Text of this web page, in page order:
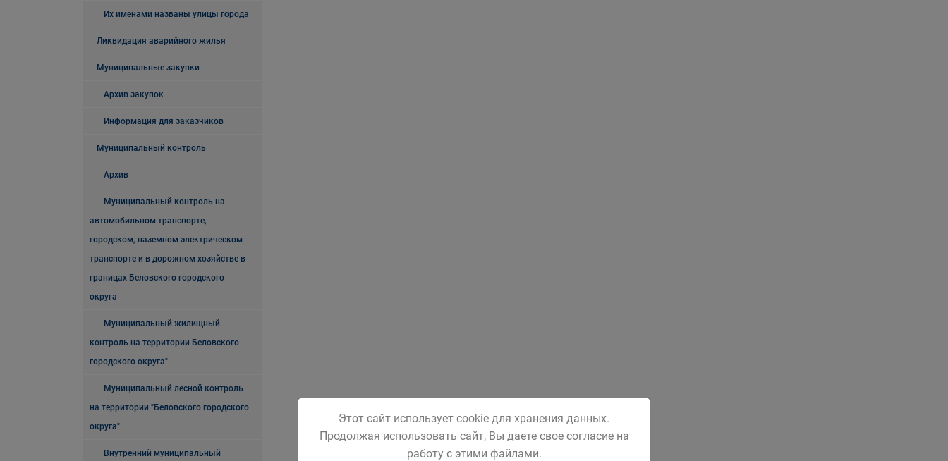
Их именами названы улицы города
Ликвидация аварийного жилья
Муниципальные закупки
Архив закупок
Информация для заказчиков
Муниципальный контроль
Архив
Муниципальный контроль на
автомобильном транспорте,
городском, наземном электрическом
транспорте и в дорожном хозяйстве в
границах Беловского городского
округа
Муниципальный жилищный
контроль на территории Беловского
городского округа"
Муниципальный лесной контроль
на территории "Беловского городского
округа"
Внутренний муниципальный
Этот сайт использует cookie для хранения данных.
Продолжая использовать сайт, Вы даете свое согласие на
работу с этими файлами.